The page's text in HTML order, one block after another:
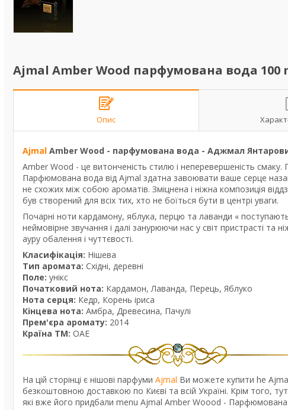
Ajmal Amber Wood парфумована вода
Опис
Ajmal Amber Wood - парфумована вода - Аджмал
Amber Wood - це витонченість стилю і неперевершеність смаку.
Парфюмована вода від Ajmal здатна завоювати ваше серце
не схожих між собою ароматів. Зміцнена і ніжна композиція
був створений для всіх тих, хто не боїться бути в центрі уваги.
Почарні ноти кардамону, яблука, перцю та лаванди «
неймовірне звучання і далі занурюючи нас у світ пристрасті та
ауру обалення і чуттєвості.
Класифікація: Нішева
Тип аромата: Східні, деревні
Поле: унікс
Початковий нота: Кардамон, Лаванда, Перець, Яблуко
Нота серця: Кедр, Корень іриса
Кінцева нота: Амбра, Древесина, Пачулі
Прем'єра аромату: 2014
Країна ТМ: ОАЕ
На цій сторінці є нішові парфуми Ajmal Ви можете купити he
безкоштовною доставкою по Києві та всій Україні. Крім того,
які вже його придбали menu Ajmal Amber Woood - Парфюмована